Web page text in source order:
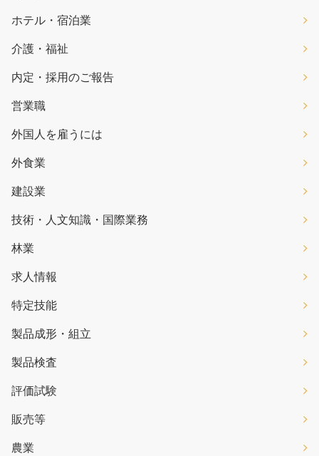
ホテル・宿泊業
介護・福祉
内定・採用のご報告
営業職
外国人を雇うには
外食業
建設業
技術・人文知識・国際業務
林業
求人情報
特定技能
製品成形・組立
製品検査
評価試験
販売等
農業